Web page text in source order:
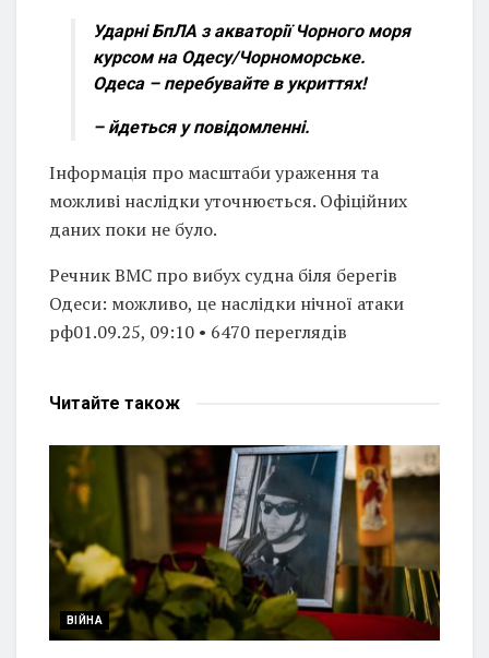
Ударні БпЛА з акваторії Чорного моря
курсом на Одесу/Чорноморське.
Одеса – перебувайте в укриттях!
– йдеться у повідомленні.
Інформація про масштаби ураження та
можливі наслідки уточнюється. Офіційних
даних поки не було.
Речник ВМС про вибух судна біля берегів
Одеси: можливо, це наслідки нічної атаки
рф01.09.25, 09:10 • 6470 переглядiв
Читайте також
ВІЙНА